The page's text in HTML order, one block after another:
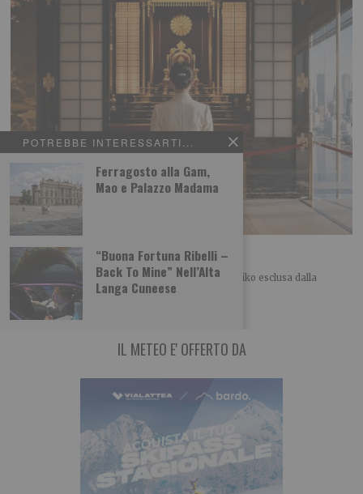
POTREBBE INTERESSARTI...
Ferragosto alla Gam,
Mao e Palazzo Madama
“Buona Fortuna Ribelli –
Back To Mine” Nell’Alta
Langa Cuneese
Ennio Caretto: Giappone, balzo all’indietro
FINESTRA SUL MONDO Il caso della principessa Aiko esclusa dalla
successione imperiale e il ruolo delle
IL METEO E' OFFERTO DA